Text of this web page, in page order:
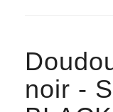
noir -